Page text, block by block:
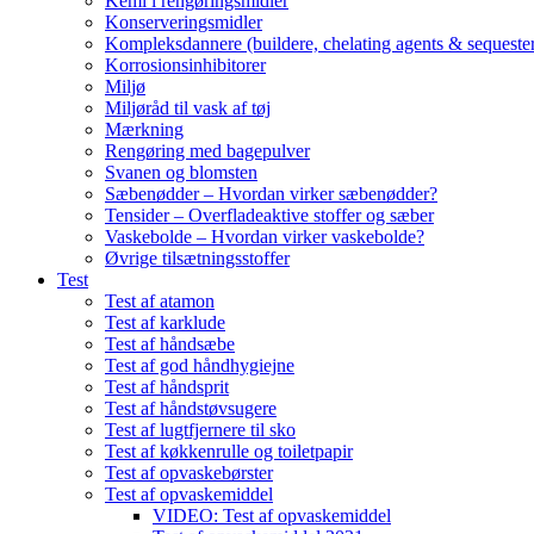
Konserveringsmidler
Kompleksdannere (buildere, chelating agents &
Korrosionsinhibitorer
Miljø
Miljøråd til vask af tøj
Mærkning
Rengøring med bagepulver
Svanen og blomsten
Sæbenødder – Hvordan virker sæbenødder?
Tensider – Overfladeaktive stoffer og sæber
Vaskebolde – Hvordan virker vaskebolde?
Øvrige tilsætningsstoffer
Test
Test af atamon
Test af karklude
Test af håndsæbe
Test af god håndhygiejne
Test af håndsprit
Test af håndstøvsugere
Test af lugtfjernere til sko
Test af køkkenrulle og toiletpapir
Test af opvaskebørster
Test af opvaskemiddel
VIDEO: Test af opvaskemiddel